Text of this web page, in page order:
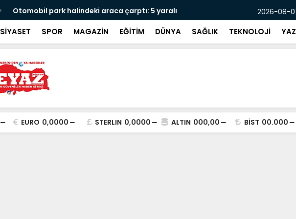
Otomobil park halindeki araca çarptı: 5 yaralı Pasajda
2026-08-
SİYASET SPOR MAGAZİN EĞİTİM DÜNYA SAĞLIK TEKNOLOJİ
EURO 0,0000 STERLIN 0,0000 ALTIN 000,00 BİST 00.000